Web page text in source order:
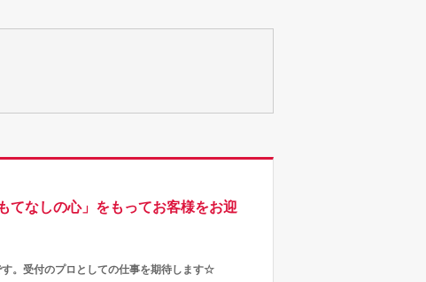
てなしの心」をもってお客様をお迎
す。受付のプロとしての仕事を期待します☆